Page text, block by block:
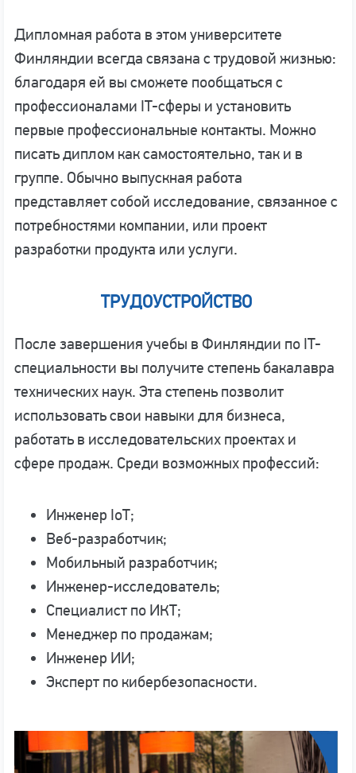
Дипломная работа в этом университете
Финляндии всегда связана с трудовой жизнью:
благодаря ей вы сможете пообщаться с
профессионалами IT-сферы и установить
первые профессиональные контакты. Можно
писать диплом как самостоятельно, так и в
группе. Обычно выпускная работа
представляет собой исследование, связанное с
потребностями компании, или проект
разработки продукта или услуги.
ТРУДОУСТРОЙСТВО
После завершения учебы в Финляндии по IT-
специальности вы получите степень бакалавра
технических наук. Эта степень позволит
использовать свои навыки для бизнеса,
работать в исследовательских проектах и
сфере продаж. Среди возможных профессий:
Инженер IoT;
Веб-разработчик;
Мобильный разработчик;
Инженер-исследователь;
Специалист по ИКТ;
Менеджер по продажам;
Инженер ИИ;
Эксперт по кибербезопасности.